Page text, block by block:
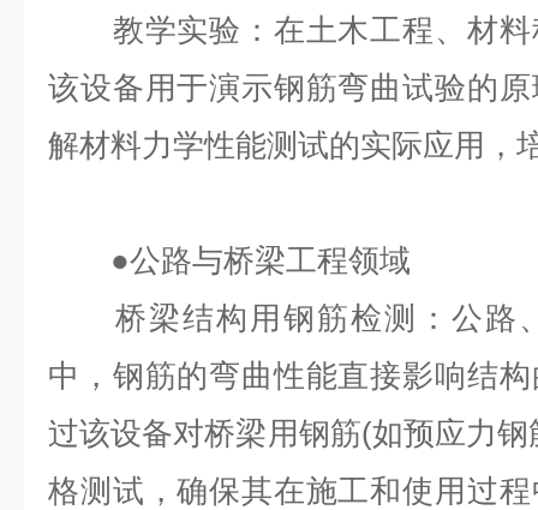
教学实验：在土木工程、材料
该设备用于演示钢筋弯曲试验的
解材料力学性能测试的实际应用，
●公路与桥梁工程领域
桥梁结构用钢筋检测：公路
中，钢筋的弯曲性能直接影响结
过该设备对桥梁用钢筋(如预应力
格测试，确保其在施工和使用过